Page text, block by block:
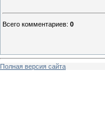
Всего комментариев: 0
Полная версия сайта